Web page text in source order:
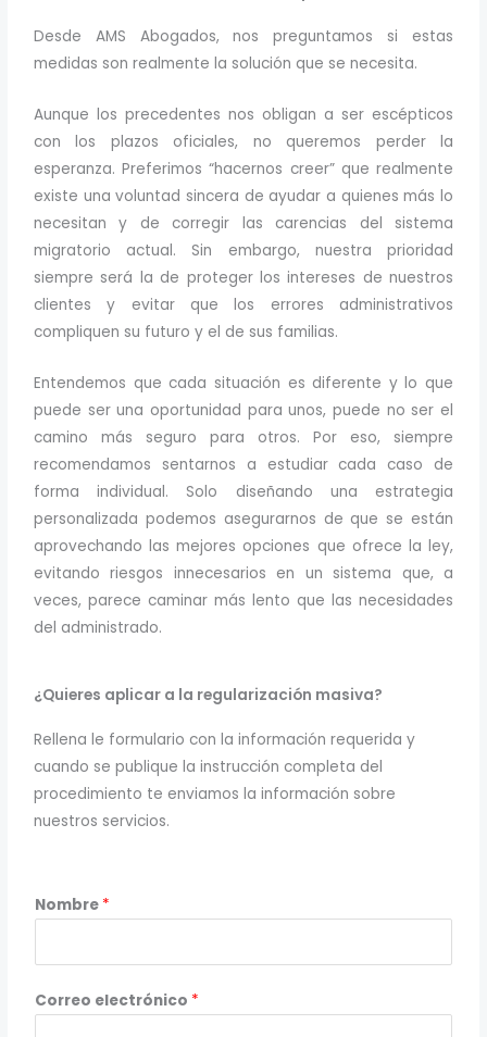
Desde AMS Abogados, nos preguntamos si estas
medidas son realmente la solución que se necesita.
Aunque los precedentes nos obligan a ser escépticos
con los plazos oficiales, no queremos perder la
esperanza. Preferimos “hacernos creer” que realmente
existe una voluntad sincera de ayudar a quienes más lo
necesitan y de corregir las carencias del sistema
migratorio actual. Sin embargo, nuestra prioridad
siempre será la de proteger los intereses de nuestros
clientes y evitar que los errores administrativos
compliquen su futuro y el de sus familias.
Entendemos que cada situación es diferente y lo que
puede ser una oportunidad para unos, puede no ser el
camino más seguro para otros. Por eso, siempre
recomendamos sentarnos a estudiar cada caso de
forma individual. Solo diseñando una estrategia
personalizada podemos asegurarnos de que se están
aprovechando las mejores opciones que ofrece la ley,
evitando riesgos innecesarios en un sistema que, a
veces, parece caminar más lento que las necesidades
del administrado.
¿Quieres aplicar a la regularización masiva?
Rellena le formulario con la información requerida y
cuando se publique la instrucción completa del
procedimiento te enviamos la información sobre
nuestros servicios.
n
a
Nombre *
Correo electrónico *